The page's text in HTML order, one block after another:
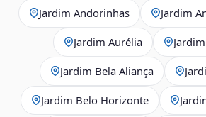
Jardim Andorinhas Jardim
Jardim Aurélia
Jardim Bela Aliança
Jardim Belo Horizonte